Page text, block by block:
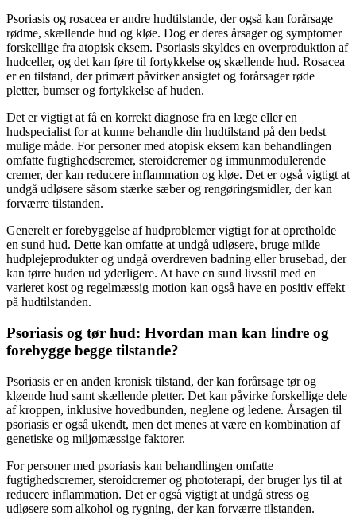
Psoriasis og rosacea er andre hudtilstande, der også kan forårsage
rødme, skællende hud og kløe. Dog er deres årsager og symptomer
forskellige fra atopisk eksem. Psoriasis skyldes en overproduktion af
hudceller, og det kan føre til fortykkelse og skællende hud. Rosacea
er en tilstand, der primært påvirker ansigtet og forårsager røde
pletter, bumser og fortykkelse af huden.
Det er vigtigt at få en korrekt diagnose fra en læge eller en
hudspecialist for at kunne behandle din hudtilstand på den bedst
mulige måde. For personer med atopisk eksem kan behandlingen
omfatte fugtighedscremer, steroidcremer og immunmodulerende
cremer, der kan reducere inflammation og kløe. Det er også vigtigt at
undgå udløsere såsom stærke sæber og rengøringsmidler, der kan
forværre tilstanden.
Generelt er forebyggelse af hudproblemer vigtigt for at opretholde
en sund hud. Dette kan omfatte at undgå udløsere, bruge milde
hudplejeprodukter og undgå overdreven badning eller brusebad, der
kan tørre huden ud yderligere. At have en sund livsstil med en
varieret kost og regelmæssig motion kan også have en positiv effekt
på hudtilstanden.
Psoriasis og tør hud: Hvordan man kan lindre og
forebygge begge tilstande?
Psoriasis er en anden kronisk tilstand, der kan forårsage tør og
kløende hud samt skællende pletter. Det kan påvirke forskellige dele
af kroppen, inklusive hovedbunden, neglene og ledene. Årsagen til
psoriasis er også ukendt, men det menes at være en kombination af
genetiske og miljømæssige faktorer.
For personer med psoriasis kan behandlingen omfatte
fugtighedscremer, steroidcremer og phototerapi, der bruger lys til at
reducere inflammation. Det er også vigtigt at undgå stress og
udløsere som alkohol og rygning, der kan forværre tilstanden.